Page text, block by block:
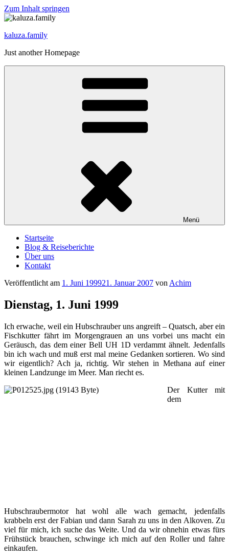
Zum Inhalt springen
kaluza.family
Just another Homepage
Menü
Startseite
Blog & Reiseberichte
Über uns
Kontakt
Veröffentlicht am 1. Juni 199921. Januar 2007 von Achim
Dienstag, 1. Juni 1999
Ich erwache, weil ein Hubschrauber uns angreift – Quatsch, aber ein
Fischkutter fährt im Morgengrauen an uns vorbei uns macht ein
Geräusch, das dem einer Bell UH 1D verdammt ähnelt. Jedenfalls
bin ich wach und muß erst mal meine Gedanken sortieren. Wo sind
wir eigentlich? Ach ja, richtig. Wir stehen in Methana auf einer
kleinen Landzunge im Meer. Man riecht es.
Der Kutter mit
dem
Hubschraubermotor hat wohl alle wach gemacht, jedenfalls
krabbeln erst der Fabian und dann Sarah zu uns in den Alkoven. Zu
viel für mich, ich suche das Weite. Und da wir ohnehin etwas fürs
Frühstück brauchen, schwinge ich mich auf den Roller und fahre
einkaufen.